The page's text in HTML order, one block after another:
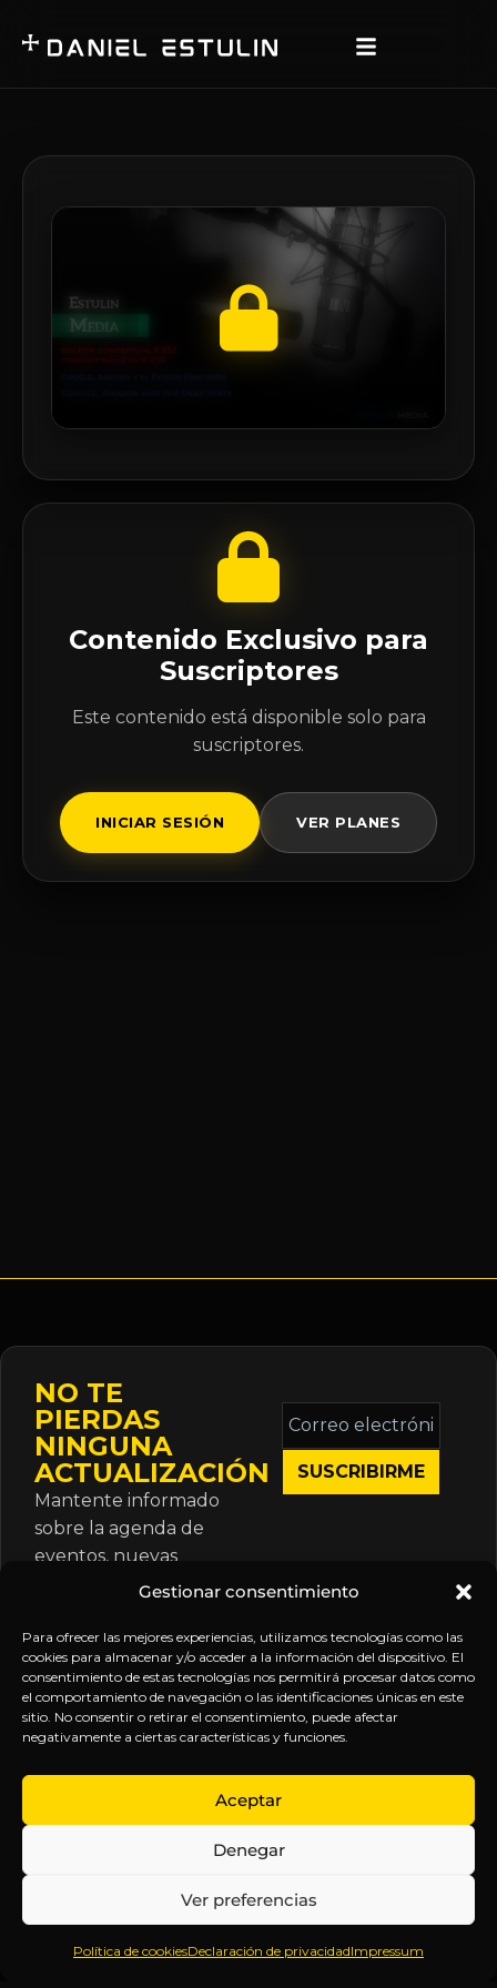
Gestionar consentimiento
Para ofrecer las mejores experiencias, utilizamos tecnologías como las
cookies para almacenar y/o acceder a la información del dispositivo. El
consentimiento de estas tecnologías nos permitirá procesar datos como
el comportamiento de navegación o las identificaciones únicas en este
sitio. No consentir o retirar el consentimiento, puede afectar
negativamente a ciertas características y funciones.
Aceptar
Denegar
Ver preferencias
Política de cookiesDeclaración de privacidadImpressum
Contenido Exclusivo para
Suscriptores
Este contenido está disponible solo para
suscriptores.
INICIAR SESIÓN VER PLANES
NO TE
PIERDAS
NINGUNA
ACTUALIZACIÓN
Mantente informado
sobre la agenda de
eventos, nuevas
publicaciones y
suscripción.
Correo
electrónico
*
Inteligencia
Anticipándonos
EXPLORA
Inicio
Sobre
Contenido
Webinars
LEGAL
Política
de
Términos y
Aviso
SÍGUENOS